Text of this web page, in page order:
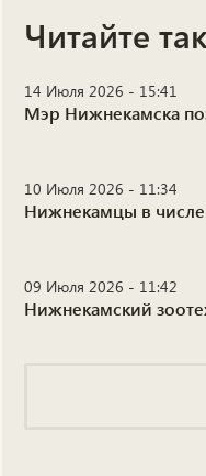
Читайте
14 Июля 2026 - 15:41
Мэр Нижнекамска
10 Июля 2026 - 11:34
Нижнекамцы в числе
09 Июля 2026 - 11:42
Нижнекамский